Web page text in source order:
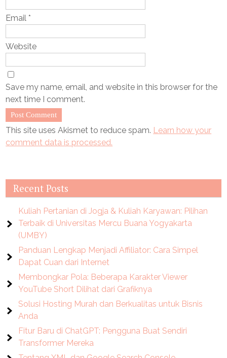
Email*
Website
Save my name, email, and website in this browser for the
next time I comment.
This site uses Akismet to reduce spam. Learn how your
comment data is processed.
Recent Posts
Kuliah Pertanian di Jogja & Kuliah Karyawan: Pilihan
Terbaik di Universitas Mercu Buana Yogyakarta
(UMBY)
Panduan Lengkap Menjadi Affiliator: Cara Simpel
Dapat Cuan dari Internet
Membongkar Pola: Beberapa Karakter Viewer
YouTube Short Dilihat dari Grafiknya
Solusi Hosting Murah dan Berkualitas untuk Bisnis
Anda
Fitur Baru di ChatGPT: Pengguna Buat Sendiri
Transformer Mereka